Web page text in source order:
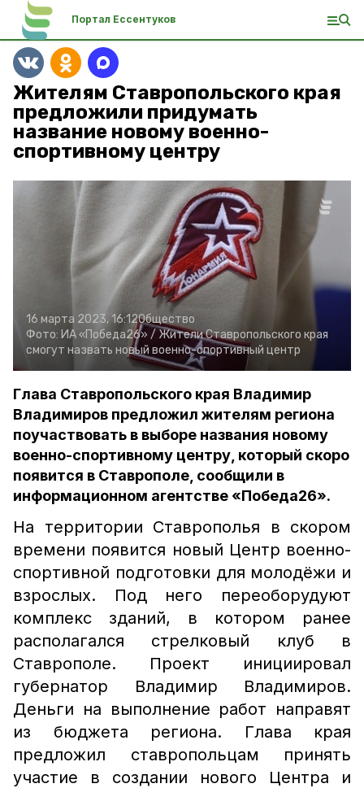
Портал Ессентуков
Жителям Ставропольского края
предложили придумать
название новому военно-
спортивному центру
16 марта 2023, 16:12Общество
Фото: ИА «Победа26» / Жители Ставропольского края
смогут назвать новый военно-спортивный центр
Глава Ставропольского края Владимир
Владимиров предложил жителям региона
поучаствовать в выборе названия новому
военно-спортивному центру, который скоро
появится в Ставрополе, сообщили в
информационном агентстве «Победа26».
На территории Ставрополья в скором
времени появится новый Центр военно-
спортивной подготовки для молодёжи и
взрослых. Под него переоборудуют
комплекс зданий, в котором ранее
располагался стрелковый клуб в
Ставрополе. Проект инициировал
губернатор Владимир Владимиров.
Деньги на выполнение работ направят
из бюджета региона. Глава края
предложил ставропольцам принять
участие в создании нового Центра и